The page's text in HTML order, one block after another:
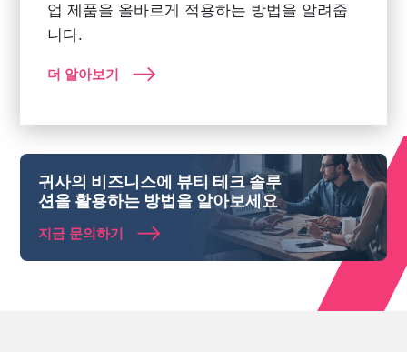
업 제품을 올바르게 적용하는 방법을 알려줍
니다.
더 알아보기
귀사의 비즈니스에 뷰티 테크 솔루
션을 활용하는 방법을 알아보세요
지금 문의하기